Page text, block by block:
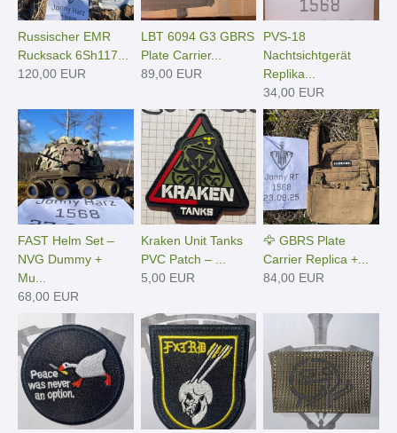
Russischer EMR
Rucksack 6Sh117...
120,00 EUR
LBT 6094 G3 GBRS
Plate Carrier...
89,00 EUR
PVS-18
Nachtsichtgerät
Replika...
34,00 EUR
FAST Helm Set –
NVG Dummy +
Mu...
68,00 EUR
Kraken Unit Tanks
PVC Patch – ...
5,00 EUR
🦅 GBRS Plate
Carrier Replica +...
84,00 EUR